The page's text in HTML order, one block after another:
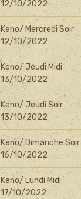
12/10/2022
Keno/ Mercredi Soir
12/10/2022
Keno/ Jeudi Midi
13/10/2022
Keno/ Jeudi Soir
13/10/2022
Keno/ Dimanche Soir
16/10/2022
Keno/ Lundi Midi
17/10/2022